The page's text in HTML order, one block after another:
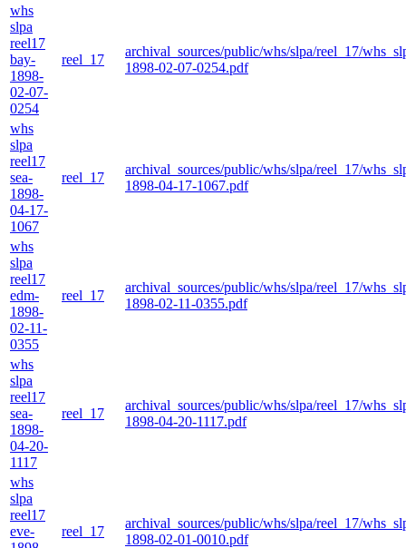
whs
slpa
reel17
bay-
1898-
02-07-
0254
reel_17
archival_sources/public/whs/slpa/reel_17/
1898-02-07-0254.pdf
whs
slpa
reel17
sea-
1898-
04-17-
1067
reel_17
archival_sources/public/whs/slpa/reel_17/
1898-04-17-1067.pdf
whs
slpa
reel17
edm-
1898-
02-11-
0355
reel_17
archival_sources/public/whs/slpa/reel_17/
1898-02-11-0355.pdf
whs
slpa
reel17
sea-
1898-
04-20-
1117
reel_17
archival_sources/public/whs/slpa/reel_17/
1898-04-20-1117.pdf
whs
slpa
reel17
eve-
reel_17
archival_sources/public/whs/slpa/reel_17/
1898-02-01-0010.pdf